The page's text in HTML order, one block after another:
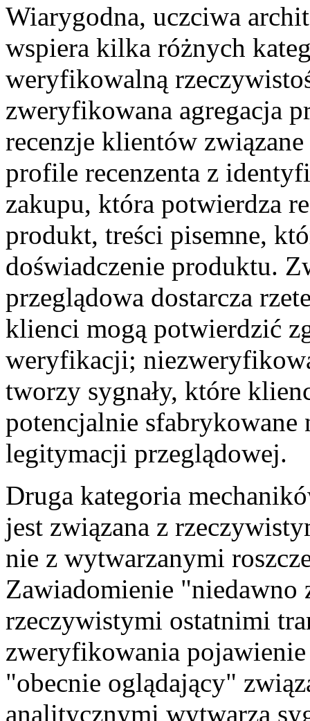
Wiarygodna, uczciwa
wspiera kilka różnych
weryfikowalną
zweryfikowana agregacja
recenzje klientów
profile recenzenta z
zakupu, która potwierdza
produkt, treści pisemne,
doświadczenie produktu.
przeglądowa dostarcza
klienci mogą potwierdzić
weryfikacji;
tworzy sygnały, które
potencjalnie sfabrykowane
legitymacji przeglądowej.
Druga kategoria
jest związana z
nie z wytwarzanymi
Zawiadomienie "niedawno
rzeczywistymi ostatnimi
zweryfikowania
"obecnie oglądający"
analitycznymi wytwarza